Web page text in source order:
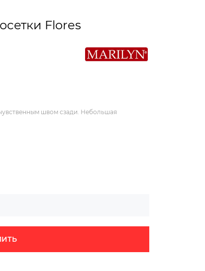
Flores
швом сзади. Небольшая